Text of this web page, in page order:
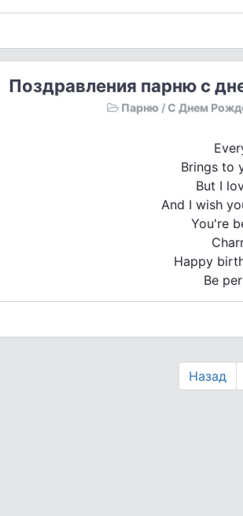
Поздравления парню с
Парню / С Днем
Brings to
But I
And I wish
You're
Happy
Be
Назад